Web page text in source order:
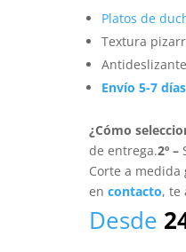
Platos de
Textura
Envío 5-7 días
¿Cómo
de entrega.2º –
Corte a
encontacto, te
Desde